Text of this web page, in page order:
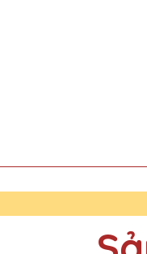
mình đặt hàng tại Quà